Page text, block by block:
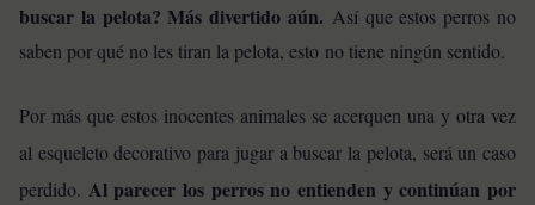
buscar la pelota? Más divertido aún. Así que estos perros no
saben por qué no les tiran la pelota, esto no tiene ningún sentido.
Por más que estos inocentes animales se acerquen una y otra vez
al esqueleto decorativo para jugar a buscar la pelota, será un caso
perdido. Al parecer los perros no entienden y continúan por